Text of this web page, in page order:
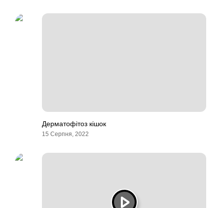
Дерматофітоз кішок
15 Серпня, 2022